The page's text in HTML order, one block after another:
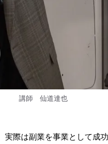
講師 仙道達也
際は副業を事業として成